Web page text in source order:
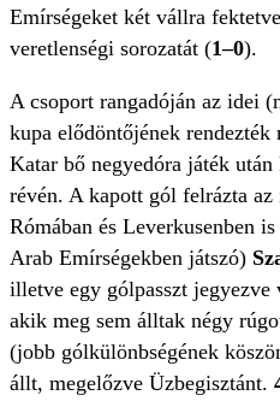
Emírségeket két vállra
veretlenségi sorozatát (1–0).
A csoport rangadóján az idei
kupa elődöntőjének rendezték
Katar bő negyedóra játék
révén. A kapott gól felrázta
Rómában és Leverkusenben
Arab Emírségekben játszó)
illetve egy gólpasszt jegyezve
akik meg sem álltak négy
(jobb gólkülönbségének
állt, megelőzve Üzbegisztánt.